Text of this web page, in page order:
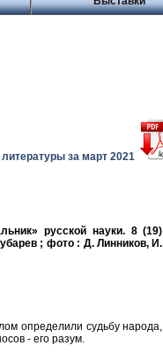
за март 2021
русской науки. 8 (19)
; фото : Д. Линников, И.
определили судьбу народа,
- его разум.